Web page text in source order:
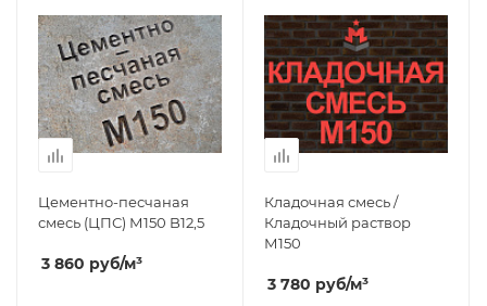
Цементно-песчаная
смесь (ЦПС) М150 B12,5
3 860 руб/м³
Кладочная смесь /
Кладочный раствор
М150
3 780 руб/м³